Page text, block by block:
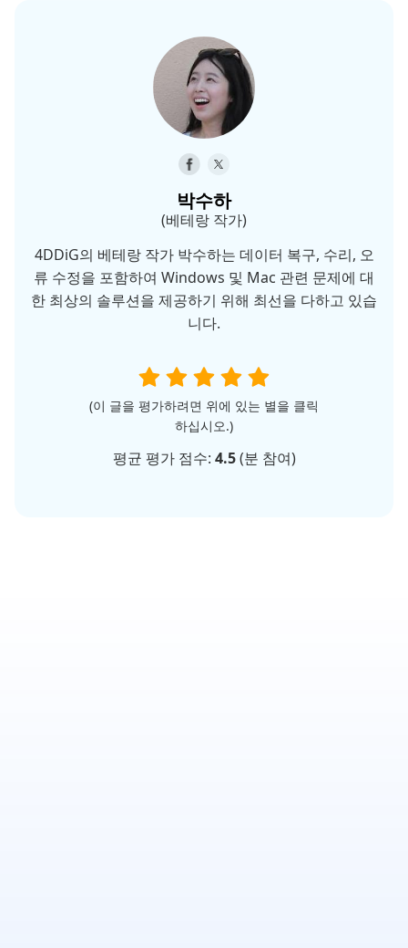
박수하
(베테랑 작가)
4DDiG의 베테랑 작가 박수하는 데이터 복구, 수리, 오
류 수정을 포함하여 Windows 및 Mac 관련 문제에 대
한 최상의 솔루션을 제공하기 위해 최선을 다하고 있습
니다.
(이 글을 평가하려면 위에 있는 별을 클릭
하십시오.)
평균 평가 점수: 4.5(분 참여)